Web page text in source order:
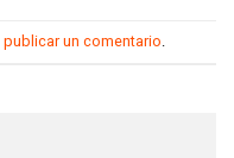
publicar un comentario